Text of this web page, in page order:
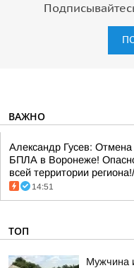
ВАЖНО
Александр Гусев: Отмена
БПЛА в Воронеже!
всей территории
14:51
ТОП
Мужчина